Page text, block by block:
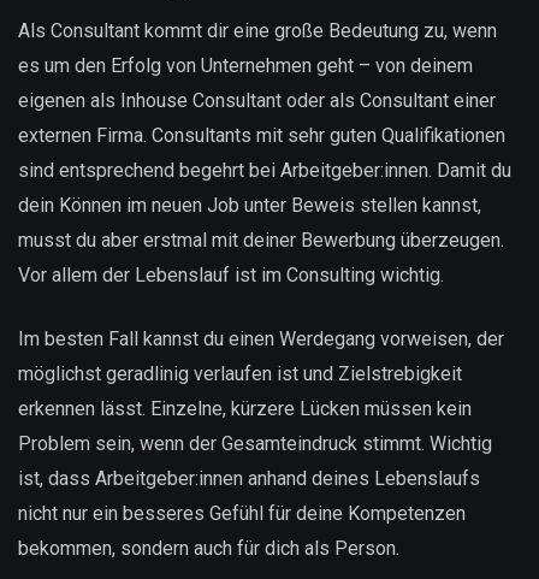
Als Consultant kommt dir eine große Bedeutung zu, wenn
es um den Erfolg von Unternehmen geht – von deinem
eigenen als Inhouse Consultant oder als Consultant einer
externen Firma. Consultants mit sehr guten Qualifikationen
sind entsprechend begehrt bei Arbeitgeber:innen. Damit du
dein Können im neuen Job unter Beweis stellen kannst,
musst du aber erstmal mit deiner Bewerbung überzeugen.
Vor allem der Lebenslauf ist im Consulting wichtig.
Im besten Fall kannst du einen Werdegang vorweisen, der
möglichst geradlinig verlaufen ist und Zielstrebigkeit
erkennen lässt. Einzelne, kürzere Lücken müssen kein
Problem sein, wenn der Gesamteindruck stimmt. Wichtig
ist, dass Arbeitgeber:innen anhand deines Lebenslaufs
nicht nur ein besseres Gefühl für deine Kompetenzen
bekommen, sondern auch für dich als Person.